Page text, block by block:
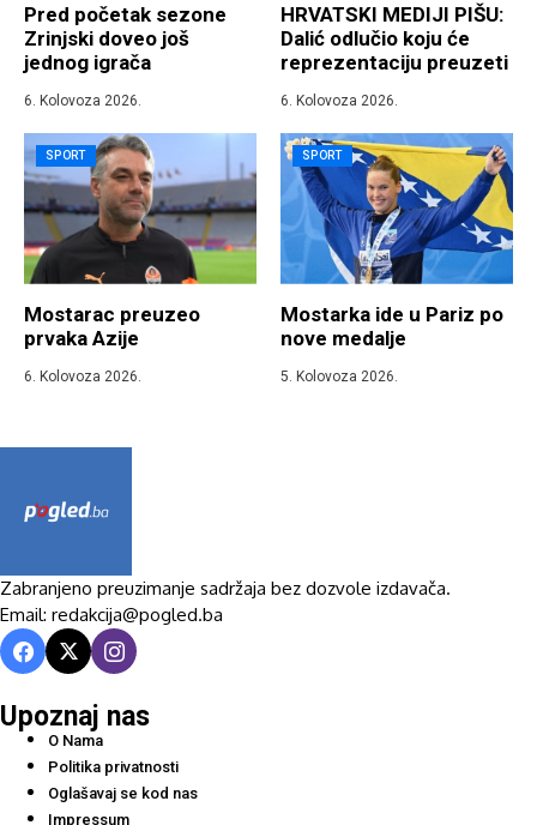
Pred početak sezone
Zrinjski doveo još
jednog igrača
6. Kolovoza 2026.
HRVATSKI MEDIJI PIŠU:
Dalić odlučio koju će
reprezentaciju preuzeti
6. Kolovoza 2026.
SPORT
Mostarac preuzeo
prvaka Azije
6. Kolovoza 2026.
SPORT
Mostarka ide u Pariz po
nove medalje
5. Kolovoza 2026.
Zabranjeno preuzimanje sadržaja bez dozvole izdavača.
Email: redakcija@pogled.ba
Upoznaj nas
O Nama
Politika privatnosti
Oglašavaj se kod nas
Impressum